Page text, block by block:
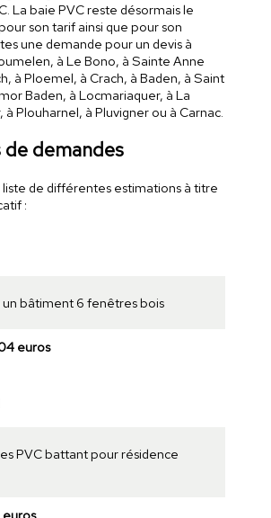
La baie PVC reste désormais le
son tarif ainsi que pour son
une demande pour un devis à
à Le Bono, à Sainte Anne
à Ploemel, à Crach, à Baden, à Saint
Baden, à Locmariaquer, à La
à Plouharnel, à Pluvigner ou à Carnac.
de demandes
de différentes estimations à titre
:
bâtiment 6 fenêtres bois
euros
PVC battant pour résidence